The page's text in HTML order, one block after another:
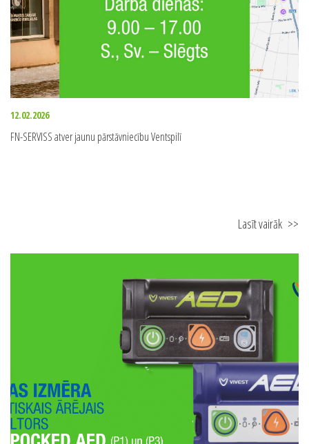
12.02.2026
FN-SERVISS atver jaunu pārstāvniecību Ventspilī
Lasīt vairāk >>